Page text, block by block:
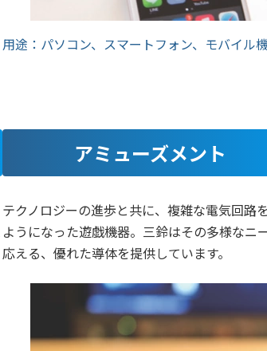
用途：パソコン、スマートフォン、モバイル
アミューズメント
テクノロジーの進歩と共に、複雑な電気回路
ようになった遊戯機器。三鈴はその多様なニ
応える、優れた導体を提供しています。